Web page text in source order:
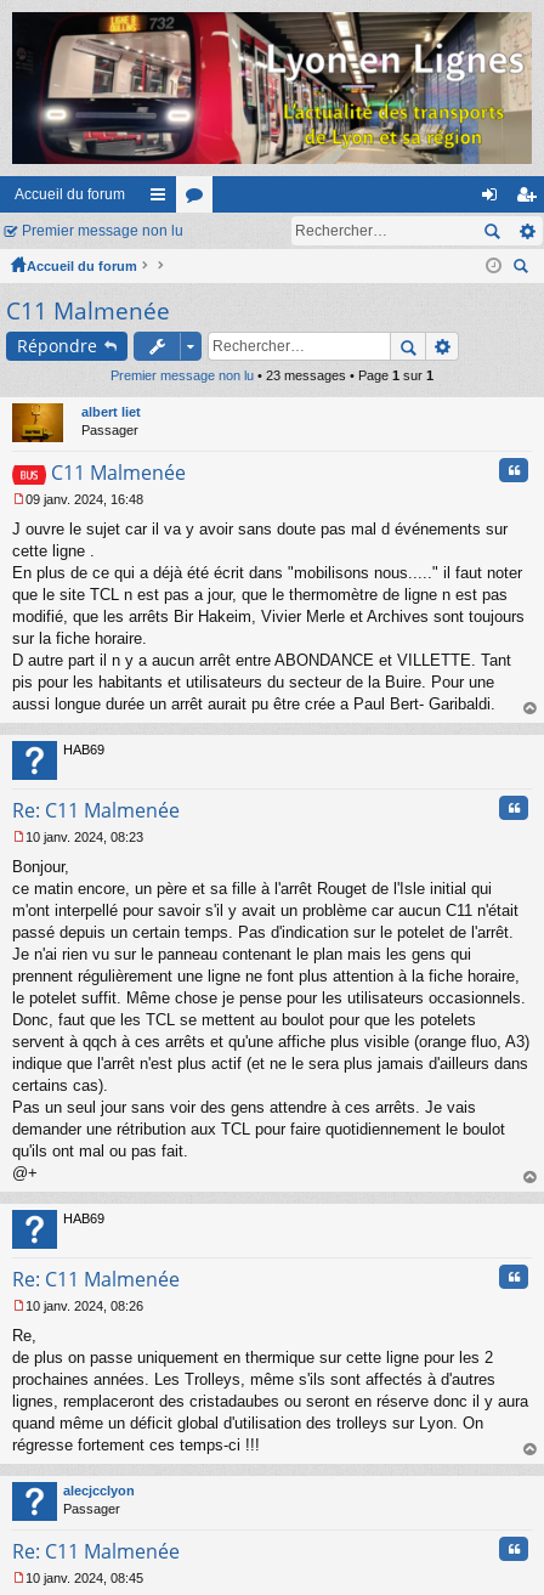
Accueil du forum
ac
co
ur
ci
s
on
ne
ns
cri
Premier message non lu
Accueil du forum
C11 Malmenée
Répondre
Premier message non lu • 23 messages • Page 1 sur 1
albert liet
Passager
C11 Malmenée
e
s
s
g
e
n
o
n
u
09 janv. 2024, 16:48
J ouvre le sujet car il va y avoir sans doute pas mal d événements sur
cette ligne .
En plus de ce qui a déjà été écrit dans "mobilisons nous....." il faut noter
que le site TCL n est pas a jour, que le thermomètre de ligne n est pas
modifié, que les arrêts Bir Hakeim, Vivier Merle et Archives sont toujours
sur la fiche horaire.
D autre part il n y a aucun arrêt entre ABONDANCE et VILLETTE. Tant
pis pour les habitants et utilisateurs du secteur de la Buire. Pour une
aussi longue durée un arrêt aurait pu être crée a Paul Bert- Garibaldi.
au
HAB69
Re: C11 Malmenée
e
s
s
g
e
n
o
n
u
10 janv. 2024, 08:23
Bonjour,
ce matin encore, un père et sa fille à l'arrêt Rouget de l'Isle initial qui
m'ont interpellé pour savoir s'il y avait un problème car aucun C11 n'était
passé depuis un certain temps. Pas d'indication sur le potelet de l'arrêt.
Je n'ai rien vu sur le panneau contenant le plan mais les gens qui
prennent régulièrement une ligne ne font plus attention à la fiche horaire,
le potelet suffit. Même chose je pense pour les utilisateurs occasionnels.
Donc, faut que les TCL se mettent au boulot pour que les potelets
servent à qqch à ces arrêts et qu'une affiche plus visible (orange fluo, A3)
indique que l'arrêt n'est plus actif (et ne le sera plus jamais d'ailleurs dans
certains cas).
Pas un seul jour sans voir des gens attendre à ces arrêts. Je vais
demander une rétribution aux TCL pour faire quotidiennement le boulot
qu'ils ont mal ou pas fait.
@+
au
HAB69
Re: C11 Malmenée
e
s
s
g
e
n
o
n
l
u
10 janv. 2024, 08:26
Re,
de plus on passe uniquement en thermique sur cette ligne pour les 2
prochaines années. Les Trolleys, même s'ils sont affectés à d'autres
lignes, remplaceront des cristadaubes ou seront en réserve donc il y aura
quand même un déficit global d'utilisation des trolleys sur Lyon. On
régresse fortement ces temps-ci !!!
au
alecjcclyon
Passager
Re: C11 Malmenée
10 janv. 2024, 08:45